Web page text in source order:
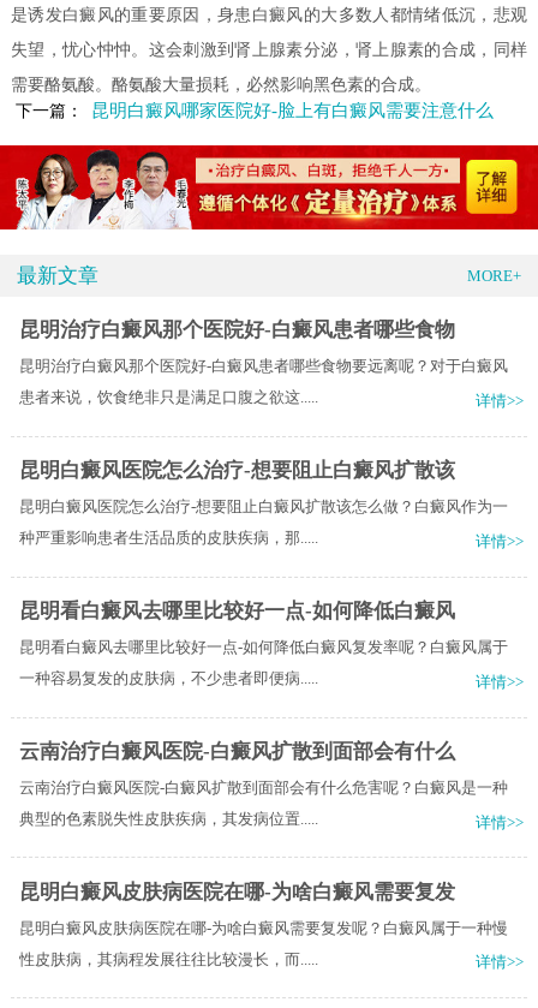
是诱发白癜风的重要原因，身患白癜风的大多数人都情绪低沉，悲观
失望，忧心忡忡。这会刺激到肾上腺素分泌，肾上腺素的合成，同样
需要酪氨酸。酪氨酸大量损耗，必然影响黑色素的合成。
下一篇：
昆明白癜风哪家医院好-脸上有白癜风需要注意什么
最新文章 MORE+
昆明治疗白癜风那个医院好-白癜风患者哪些食物
昆明治疗白癜风那个医院好-白癜风患者哪些食物要远离呢？对于白癜风
患者来说，饮食绝非只是满足口腹之欲这.....
详情>>
昆明白癜风医院怎么治疗-想要阻止白癜风扩散该
昆明白癜风医院怎么治疗-想要阻止白癜风扩散该怎么做？白癜风作为一
种严重影响患者生活品质的皮肤疾病，那.....
详情>>
昆明看白癜风去哪里比较好一点-如何降低白癜风
昆明看白癜风去哪里比较好一点-如何降低白癜风复发率呢？白癜风属于
一种容易复发的皮肤病，不少患者即便病.....
详情>>
云南治疗白癜风医院-白癜风扩散到面部会有什么
云南治疗白癜风医院-白癜风扩散到面部会有什么危害呢？白癜风是一种
典型的色素脱失性皮肤疾病，其发病位置.....
详情>>
昆明白癜风皮肤病医院在哪-为啥白癜风需要复发
昆明白癜风皮肤病医院在哪-为啥白癜风需要复发呢？白癜风属于一种慢
性皮肤病，其病程发展往往比较漫长，而.....
详情>>